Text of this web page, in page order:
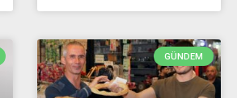
GÜNDEM